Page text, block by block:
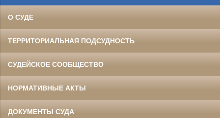
О СУДЕ
ТЕРРИТОРИАЛЬНАЯ ПОДСУДНОСТЬ
СУДЕЙСКОЕ СООБЩЕСТВО
НОРМАТИВНЫЕ АКТЫ
ДОКУМЕНТЫ СУДА